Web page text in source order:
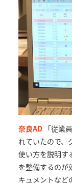
奈良AD 「従業
れていたので、
使い方を説明す
を整備するのが
キュメントなど